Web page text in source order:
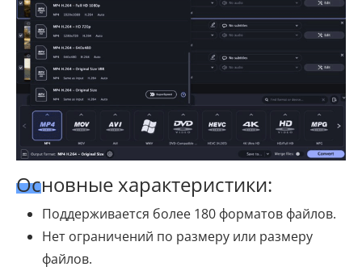
Основные характеристики:
Поддерживается более 180 форматов файлов.
Нет ограничений по размеру или размеру
файлов.